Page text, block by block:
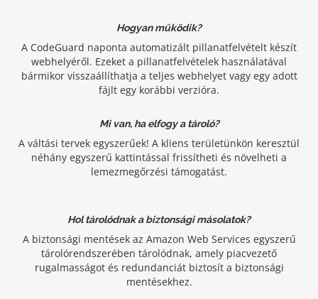
Hogyan működik?
A CodeGuard naponta automatizált pillanatfelvételt készít
webhelyéről. Ezeket a pillanatfelvételek használatával
bármikor visszaállíthatja a teljes webhelyet vagy egy adott
fájlt egy korábbi verzióra.
Mi van, ha elfogy a tároló?
A váltási tervek egyszerűek! A kliens területünkön keresztül
néhány egyszerű kattintással frissítheti és növelheti a
lemezmegőrzési támogatást.
Hol tárolódnak a biztonsági másolatok?
A biztonsági mentések az Amazon Web Services egyszerű
tárolórendszerében tárolódnak, amely piacvezető
rugalmasságot és redundanciát biztosít a biztonsági
mentésekhez.